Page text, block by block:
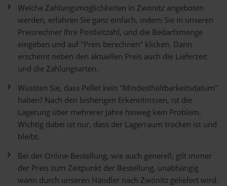
Welche Zahlungsmöglichkeiten in Zwönitz angeboten
werden, erfahren Sie ganz einfach, indem Sie in unseren
Preisrechner Ihre Postleitzahl, und die Bedarfsmenge
eingeben und auf "Preis berechnen" klicken. Dann
erscheint neben den aktuellen Preis auch die Lieferzeit
und die Zahlungsarten.
Wussten Sie, dass Pellet kein "Mindesthaltbarkeitsdatum"
haben? Nach den bisherigen Erkenntnissen, ist die
Lagerung über mehrerer Jahre hinweg kein Problem.
Wichtig dabei ist nur, dass der Lagerraum trocken ist und
bleibt.
Bei der Online-Bestellung, wie auch generell, gilt immer
der Preis zum Zeitpunkt der Bestellung, unabhängig
wann durch unseren Händler nach Zwönitz geliefert wird.